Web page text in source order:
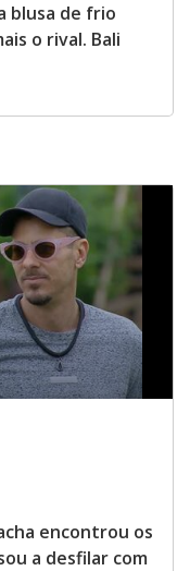
blusa de frio
o rival. Bali
encontrou os
a desfilar com